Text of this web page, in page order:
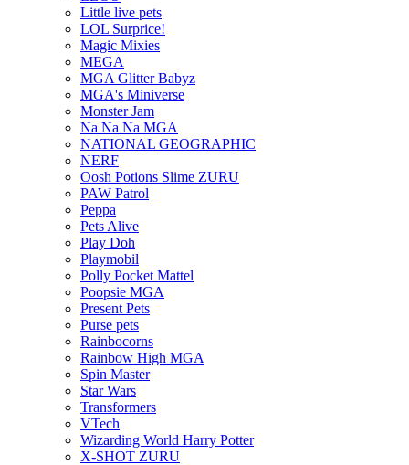
Little live pets
LOL Surprice!
Magic Mixies
MEGA
MGA Glitter Babyz
MGA's Miniverse
Monster Jam
Na Na Na MGA
NATIONAL GEOGRAPHIC
NERF
Oosh Potions Slime ZURU
PAW Patrol
Peppa
Pets Alive
Play Doh
Playmobil
Polly Pocket Mattel
Poopsie MGA
Present Pets
Purse pets
Rainbocorns
Rainbow High MGA
Spin Master
Star Wars
Transformers
VTech
Wizarding World Harry Potter
X-SHOT ZURU